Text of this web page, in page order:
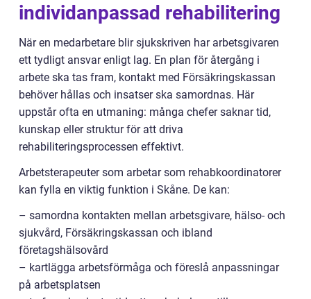
individanpassad rehabilitering
När en medarbetare blir sjukskriven har arbetsgivaren
ett tydligt ansvar enligt lag. En plan för återgång i
arbete ska tas fram, kontakt med Försäkringskassan
behöver hållas och insatser ska samordnas. Här
uppstår ofta en utmaning: många chefer saknar tid,
kunskap eller struktur för att driva
rehabiliteringsprocessen effektivt.
Arbetsterapeuter som arbetar som rehabkoordinatorer
kan fylla en viktig funktion i Skåne. De kan:
– samordna kontakten mellan arbetsgivare, hälso- och
sjukvård, Försäkringskassan och ibland
företagshälsovård
– kartlägga arbetsförmåga och föreslå anpassningar
på arbetsplatsen